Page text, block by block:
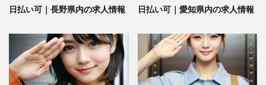
日払い可｜長野県内の求人情報 日払い可｜愛知県内の求人情報